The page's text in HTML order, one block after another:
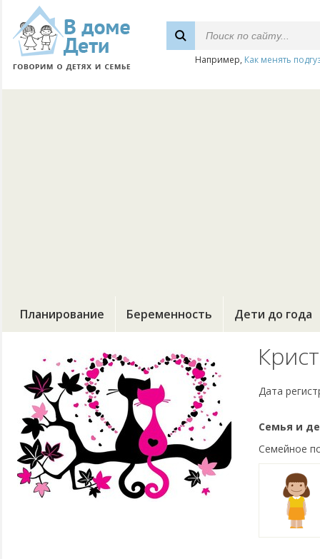
Например, Как менять
Планирование Беременность Дети до года
Дата
Семья и
Семейное